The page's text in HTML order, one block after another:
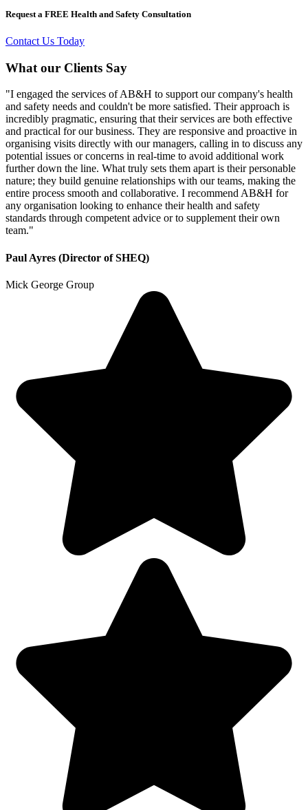
Request a FREE Health and Safety Consultation
Contact Us Today
What our Clients Say
"I engaged the services of AB&H to support our company's health
and safety needs and couldn't be more satisfied. Their approach is
incredibly pragmatic, ensuring that their services are both effective
and practical for our business. They are responsive and proactive in
organising visits directly with our managers, calling in to discuss any
potential issues or concerns in real-time to avoid additional work
further down the line. What truly sets them apart is their personable
nature; they build genuine relationships with our teams, making the
entire process smooth and collaborative. I recommend AB&H for
any organisation looking to enhance their health and safety
standards through competent advice or to supplement their own
team."
Paul Ayres (Director of SHEQ)
Mick George Group